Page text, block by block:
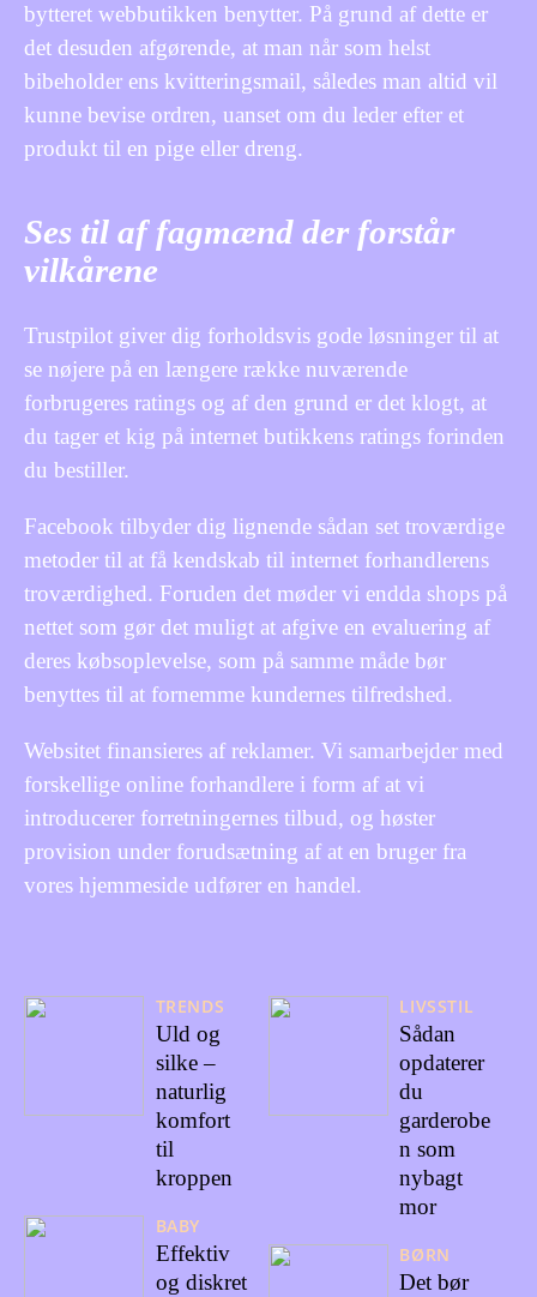
bytteret webbutikken benytter. På grund af dette er
det desuden afgørende, at man når som helst
bibeholder ens kvitteringsmail, således man altid vil
kunne bevise ordren, uanset om du leder efter et
produkt til en pige eller dreng.
Ses til af fagmænd der forstår
vilkårene
Trustpilot giver dig forholdsvis gode løsninger til at
se nøjere på en længere række nuværende
forbrugeres ratings og af den grund er det klogt, at
du tager et kig på internet butikkens ratings forinden
du bestiller.
Facebook tilbyder dig lignende sådan set troværdige
metoder til at få kendskab til internet forhandlerens
troværdighed. Foruden det møder vi endda shops på
nettet som gør det muligt at afgive en evaluering af
deres købsoplevelse, som på samme måde bør
benyttes til at fornemme kundernes tilfredshed.
Websitet finansieres af reklamer. Vi samarbejder med
forskellige online forhandlere i form af at vi
introducerer forretningernes tilbud, og høster
provision under forudsætning af at en bruger fra
vores hjemmeside udfører en handel.
TRENDS
Uld og
silke –
naturlig
komfort
til
kroppen
BABY
Effektiv
og diskret
LIVSSTIL
Sådan
opdaterer
du
garderobe
n som
nybagt
mor
BØRN
Det bør